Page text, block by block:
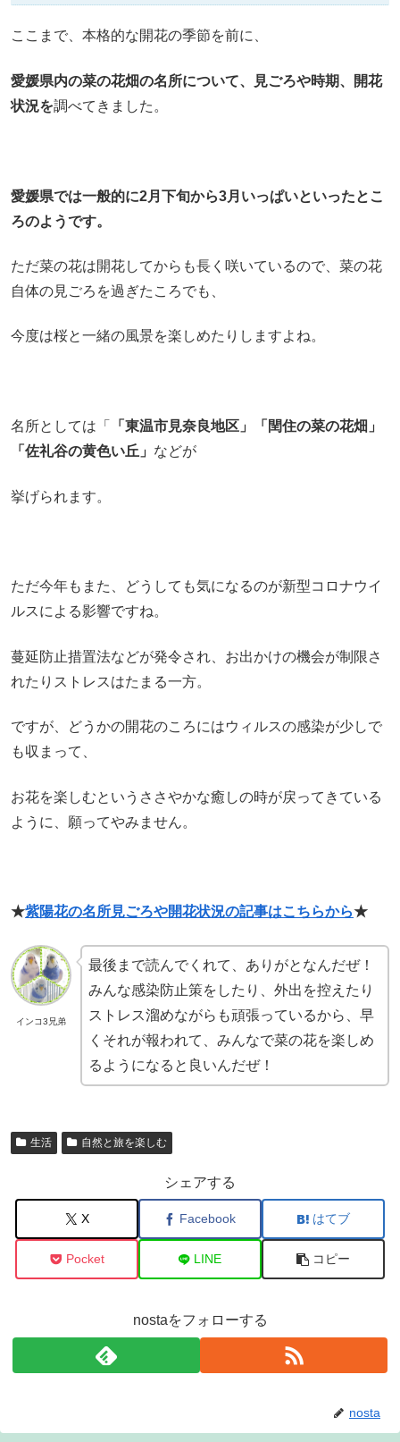
ここまで、本格的な開花の季節を前に、
愛媛県内の菜の花畑の名所について、見ごろや時期、開花
状況を調べてきました。
愛媛県では一般的に2月下旬から3月いっぱいといったとこ
ろのようです。
ただ菜の花は開花してからも長く咲いているので、菜の花
自体の見ごろを過ぎたころでも、
今度は桜と一緒の風景を楽しめたりしますよね。
名所としては「
「東温市見奈良地区」「閏住の菜の花畑」
「佐礼谷の黄色い丘」 などが
挙げられます。
ただ今年もまた、どうしても気になるのが新型コロナウイ
ルスによる影響ですね。
蔓延防止措置法などが発令され、お出かけの機会が制限さ
れたりストレスはたまる一方。
ですが、どうかの開花のころにはウィルスの感染が少しで
も収まって、
お花を楽しむというささやかな癒しの時が戻ってきている
ように、願ってやみません。
★紫陽花の名所見ごろや開花状況の記事はこちらから★
インコ3兄弟
最後まで読んでくれて、ありがとなんだぜ！
みんな感染防止策をしたり、外出を控えたり
ストレス溜めながらも頑張っているから、早
くそれが報われて、みんなで菜の花を楽しめ
るようになると良いんだぜ！
生活 自然と旅を楽しむ
シェアする
X Facebook はてブ
Pocket LINE コピー
nostaをフォローする
nosta